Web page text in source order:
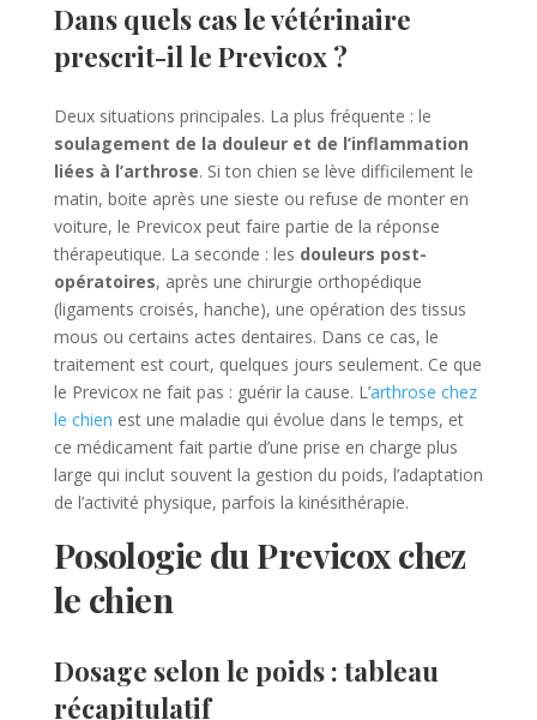
Dans quels cas le vétérinaire
prescrit-il le Previcox ?
Deux situations principales. La plus fréquente : le
soulagement de la douleur et de l’inflammation
liées à l’arthrose. Si ton chien se lève difficilement le
matin, boite après une sieste ou refuse de monter en
voiture, le Previcox peut faire partie de la réponse
thérapeutique. La seconde : les douleurs post-
opératoires, après une chirurgie orthopédique
(ligaments croisés, hanche), une opération des tissus
mous ou certains actes dentaires. Dans ce cas, le
traitement est court, quelques jours seulement. Ce que
le Previcox ne fait pas : guérir la cause. L’arthrose chez
le chien est une maladie qui évolue dans le temps, et
ce médicament fait partie d’une prise en charge plus
large qui inclut souvent la gestion du poids, l’adaptation
de l’activité physique, parfois la kinésithérapie.
Posologie du Previcox chez
le chien
Dosage selon le poids : tableau
récapitulatif